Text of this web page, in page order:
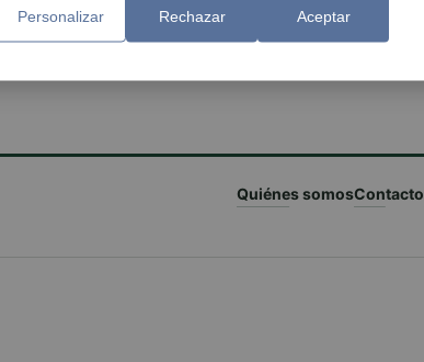
Quiénes somosContacto
Personalizar Rechazar Aceptar